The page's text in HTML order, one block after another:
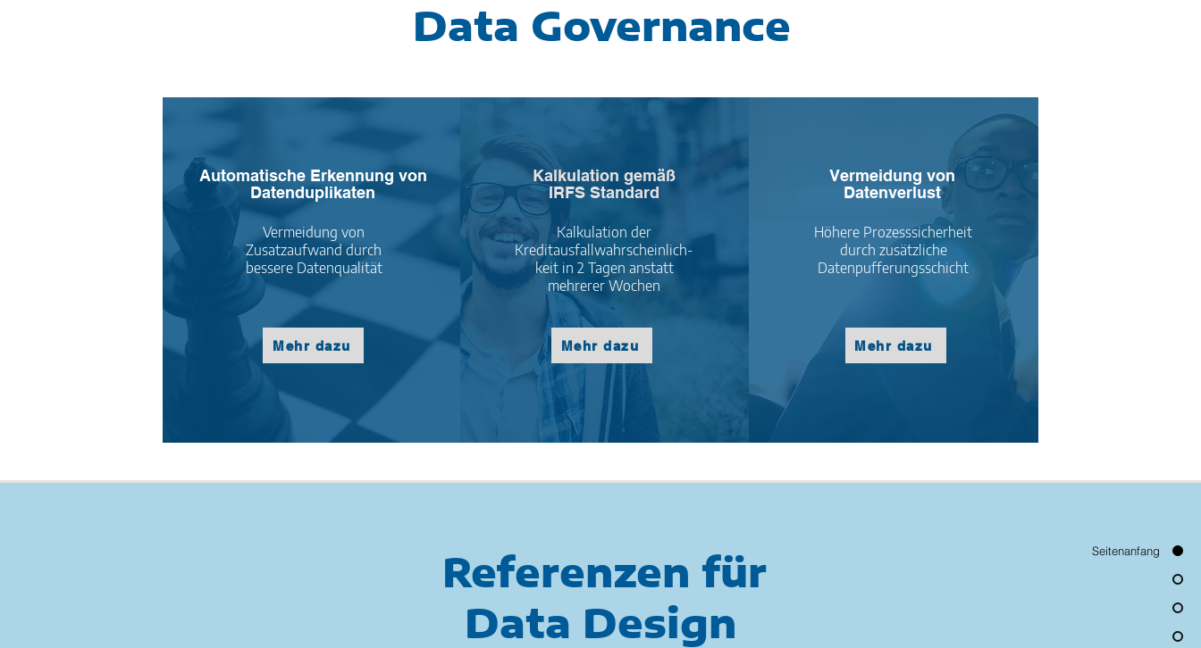
Seitenanfang
Data Governance
Automatische Erkennung von
Datenduplikaten
Vermeidung von
Zusatzaufwand durch
bessere Datenqualität
Mehr dazu
Kalkulation gemäß
IRFS Standard
Kalkulation der
Kreditausfallwahrscheinlich-
keit in 2 Tagen anstatt
mehrerer Wochen
Mehr dazu
Vermeidung von
Datenverlust
Höhere Prozesssicherheit
durch zusätzliche
Datenpufferungsschicht
Mehr dazu
Referenzen für
Data Design